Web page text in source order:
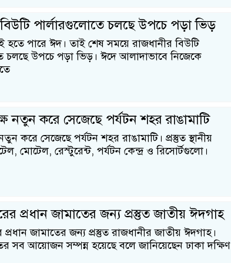
পার্লারগুলোতে চলছে উপচে পড়া ভিড়
হতে পারে ঈদ। তাই শেষ সময়ে রাজধানীর বিউটি
চলছে উপচে পড়া ভিড়। ঈদে আলাদাভাবে নিজেকে
নতুন করে সেজেছে পর্যটন শহর রাঙামাটি
করে সেজেছে পর্যটন শহর রাঙামাটি। প্রস্তুত স্থানীয়
মোটেল, রেস্টুরেন্ট, পর্যটন কেন্দ্র ও রিসোর্টগুলো।
প্রধান জামাতের জন্য প্রস্তুত জাতীয় ঈদগাহ
জামাতের জন্য প্রস্তুত রাজধানীর জাতীয় ঈদগাহ।
সব আয়োজন সম্পন্ন হয়েছে বলে জানিয়েছেন ঢাকা দক্ষিণ